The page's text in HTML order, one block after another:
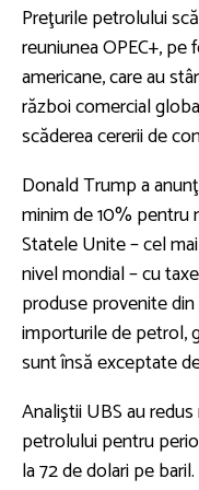
Preţurile petrolului
reuniunea OPEC+,
americane, care au
război comercial
scăderea cererii de
Donald Trump a
minim de 10%
Statele Unite – cel
nivel mondial – cu
produse provenite
importurile de petrol,
sunt însă exceptate
Analiştii UBS au
petrolului pentru
la 72 de dolari pe baril.